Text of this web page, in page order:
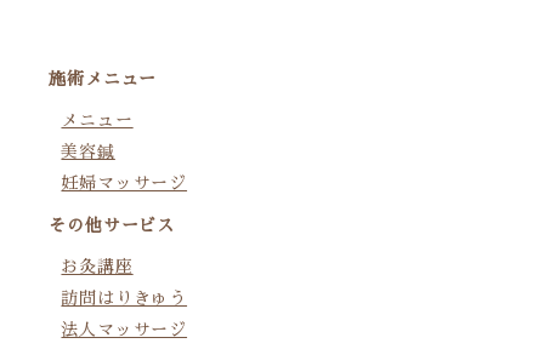
施術メニュー
メニュー
美容鍼
妊婦マッサージ
その他サービス
お灸講座
訪問はりきゅう
法人マッサージ